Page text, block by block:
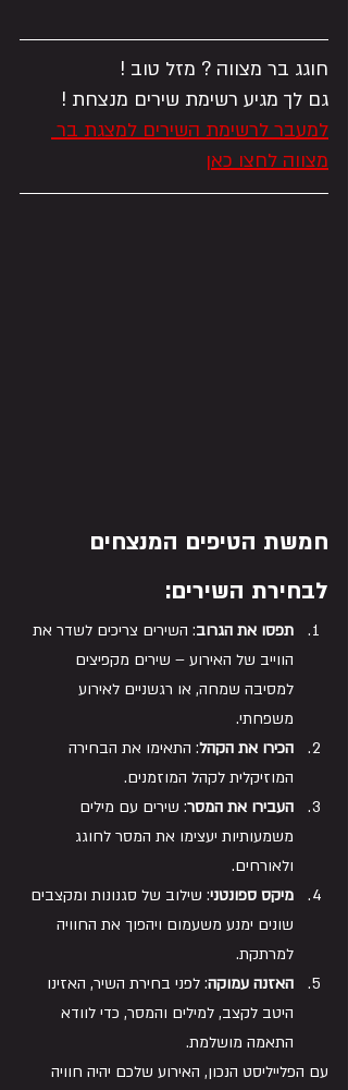
חוגג בר מצווה ? מזל טוב !
גם לך מגיע רשימת שירים מנצחת !
למעבר לרשימת השירים למצגת בר
מצווה לחצו כאן
חמשת הטיפים המנצחים
לבחירת השירים:
תפסו את הגרוב: השירים צריכים לשדר את
הווייב של האירוע – שירים מקפיצים
למסיבה שמחה, או רגשניים לאירוע
משפחתי.
הכירו את הקהל: התאימו את הבחירה
המוזיקלית לקהל המוזמנים.
העבירו את המסר: שירים עם מילים
משמעותיות יעצימו את המסר לחוגג
ולאורחים.
מיקס ספונטני: שילוב של סגנונות ומקצבים
שונים ימנע משעמום ויהפוך את החוויה
למרתקת.
האזנה עמוקה: לפני בחירת השיר, האזינו
היטב לקצב, למילים והמסר, כדי לוודא
התאמה מושלמת.
עם הפלייליסט הנכון, האירוע שלכם יהיה חוויה